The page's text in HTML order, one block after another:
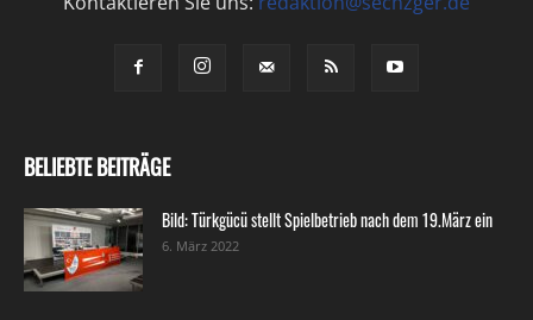
BELIEBTE BEITRÄGE
Bild: Türkgücü stellt Spielbetrieb nach dem 19.März ein
6. März 2022